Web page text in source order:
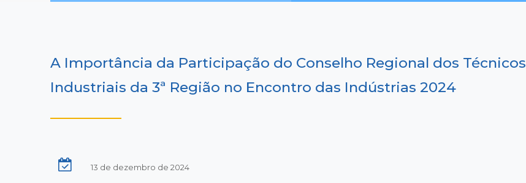
A Importância da Participação do Conselho Regional dos Técnicos
Industriais da 3ª Região no Encontro das Indústrias 2024
13 de dezembro de 2024